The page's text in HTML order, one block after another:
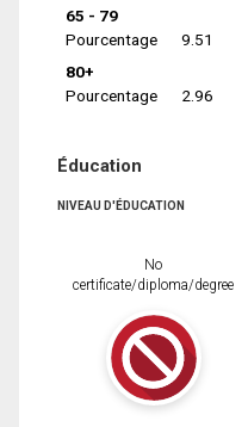
65 - 79
Pourcentage
9.51
80+
Pourcentage
2.96
Éducation
NIVEAU D'ÉDUCATION
No
certificate/diploma/degree